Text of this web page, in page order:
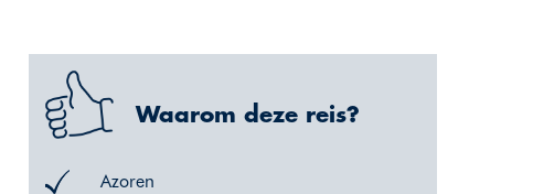
Waarom deze reis?
Azoren